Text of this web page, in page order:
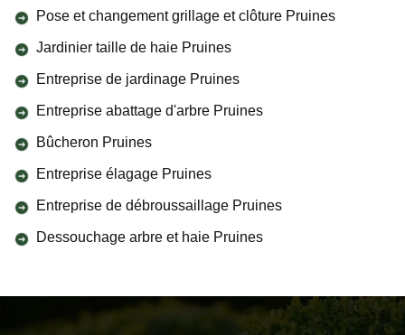
Pose et changement grillage et clôture Pruines
Jardinier taille de haie Pruines
Entreprise de jardinage Pruines
Entreprise abattage d'arbre Pruines
Bûcheron Pruines
Entreprise élagage Pruines
Entreprise de débroussaillage Pruines
Dessouchage arbre et haie Pruines